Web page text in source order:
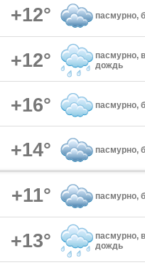
+12° пасмурно,
+12°
пасмурно,
дождь
+16° пасмурно,
+14° пасмурно,
+11° пасмурно,
+13°
пасмурно,
дождь